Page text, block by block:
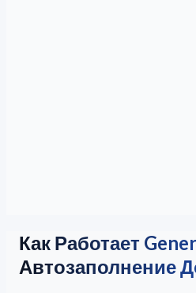
Как Работает
Автозаполнение